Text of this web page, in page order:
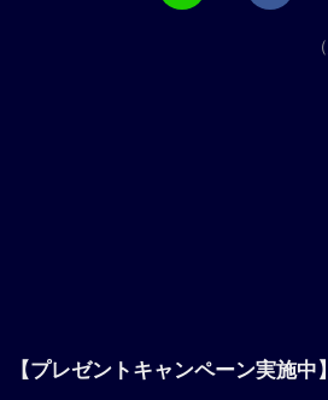
（
【プレゼントキャンペーン実施中】